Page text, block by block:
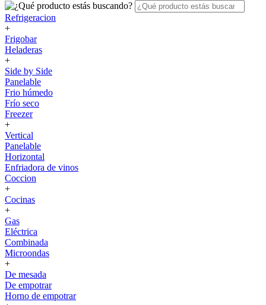
Refrigeracion
+
Frigobar
Heladeras
+
Side by Side
Panelable
Frio húmedo
Frío seco
Freezer
+
Vertical
Panelable
Horizontal
Enfriadora de vinos
Coccion
+
Cocinas
+
Gas
Eléctrica
Combinada
Microondas
+
De mesada
De empotrar
Horno de empotrar